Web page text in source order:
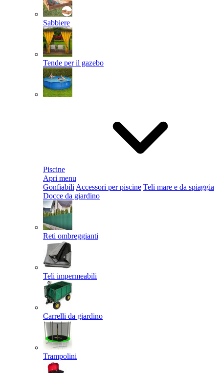
Sabbiere
Tende per il gazebo
Piscine
Apri menu
Gonfiabili Accessori per piscine Teli mare e da spiaggia
Docce da giardino
Reti ombreggianti
Teli impermeabili
Carrelli da giardino
Trampolini